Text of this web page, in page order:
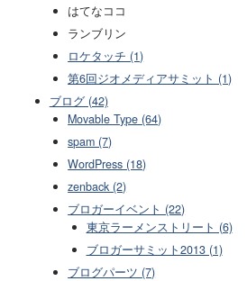
はてなココ
ランブリン
ロケタッチ (1)
第6回ジオメディアサミット (1)
ブログ (42)
Movable Type (64)
spam (7)
WordPress (18)
zenback (2)
ブロガーイベント (22)
東京ラーメンストリート (6)
ブロガーサミット2013 (1)
ブログパーツ (7)